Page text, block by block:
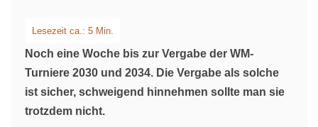
Noch eine Woche bis zur Vergabe der WM-
Turniere 2030 und 2034. Die Vergabe als solche
ist sicher, schweigend hinnehmen sollte man sie
trotzdem nicht.